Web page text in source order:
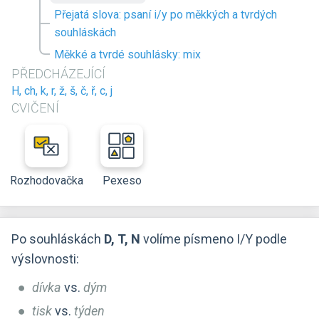
Přejatá slova: psaní i/y po měkkých a tvrdých
souhláskách
Měkké a tvrdé souhlásky: mix
PŘEDCHÁZEJÍCÍ
H, ch, k, r, ž, š, č, ř, c, j
CVIČENÍ
Rozhodovačka Pexeso
Po souhláskách D, T, N volíme písmeno I/Y podle
výslovnosti:
dívka vs.dým
tiskvs.týden